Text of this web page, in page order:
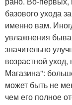
базового ухода
именно вам.
увлажнения
значительно
возрастной
Магазина":
может быть не
чем его полное